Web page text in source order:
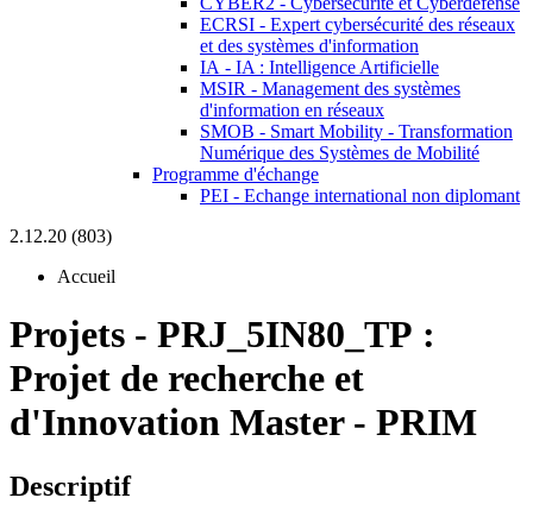
ECRSI - Expert cybersécurité des réseaux
et des systèmes d'information
IA - IA : Intelligence Artificielle
MSIR - Management des systèmes
d'information en réseaux
SMOB - Smart Mobility - Transformation
Numérique des Systèmes de Mobilité
Programme d'échange
PEI - Echange international non diplomant
2.12.20 (803)
Accueil
Projets - PRJ_5IN80_TP :
Projet de recherche et
d'Innovation Master - PRIM
Descriptif